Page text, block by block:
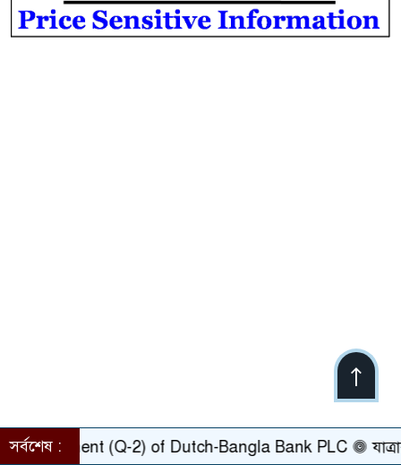
সর্বশেষ :(Q-2) of Dutch-Bangla Bank PLC যাত্রাবাড়ীর